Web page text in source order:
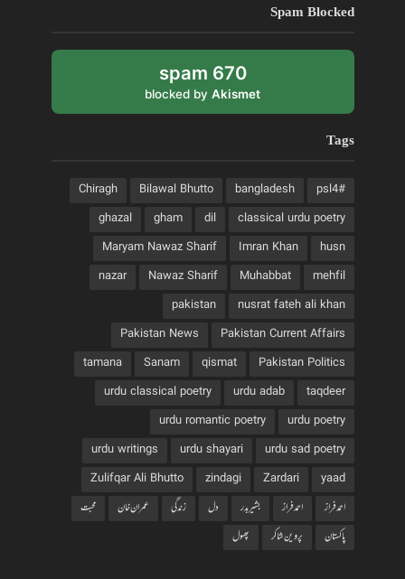
Spam Blocked
670 spam
blocked by Akismet
Tags
#psl4
bangladesh
Bilawal Bhutto
Chiragh
classical urdu poetry
dil
gham
ghazal
husn
Imran Khan
Maryam Nawaz Sharif
mehfil
Muhabbat
Nawaz Sharif
nazar
nusrat fateh ali khan
pakistan
Pakistan Current Affairs
Pakistan News
Pakistan Politics
qismat
Sanam
tamana
taqdeer
urdu adab
urdu classical poetry
urdu poetry
urdu romantic poetry
urdu sad poetry
urdu shayari
urdu writings
yaad
Zardari
zindagi
Zulifqar Ali Bhutto
احمد فراز
احمدفراز بشیربدر دل زندگی عمران خان
محبت
پاکستان
پروین شاکر پھول